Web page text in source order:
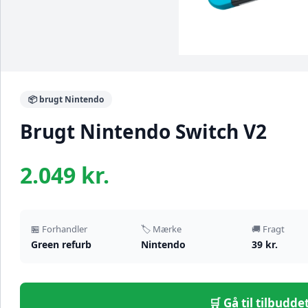
📦 brugt Nintendo
Brugt Nintendo Switch V2
2.049 kr.
🏪 Forhandler
Green refurb
🏷️ Mærke
Nintendo
🚚 Fragt
39 kr.
🛒 Gå til